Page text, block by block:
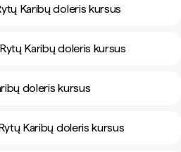
Karibų doleris kursus
Karibų doleris kursus
doleris kursus
Karibų doleris kursus